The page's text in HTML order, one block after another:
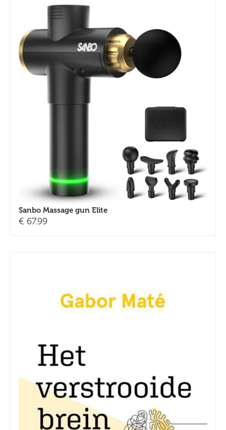
Sanbo Massage gun Elite
€ 67.99